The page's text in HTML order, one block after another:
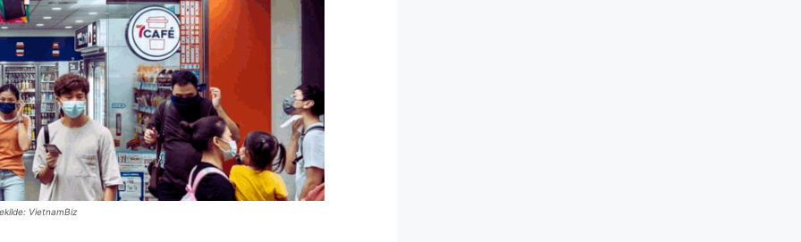
VietnamBiz